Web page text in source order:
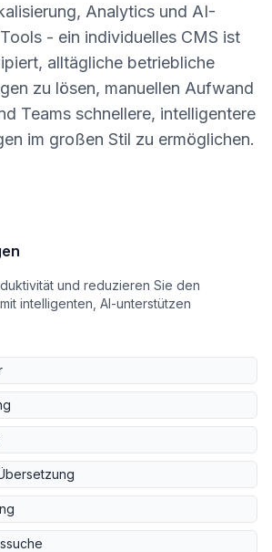
Analytics und AI-
- ein individuelles CMS ist
alltägliche betriebliche
zu lösen, manuellen Aufwand
Teams schnellere, intelligentere
im großen Stil zu ermöglichen.
und reduzieren Sie den
intelligenten, AI-unterstützen